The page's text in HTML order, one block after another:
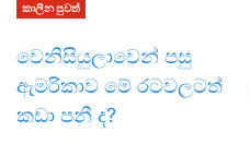
කාලීන පුවත්
වෙනිසියුලාවෙන් පසු
ඇමරිකාව මේ රටවලටත්
කඩා පනී ද?